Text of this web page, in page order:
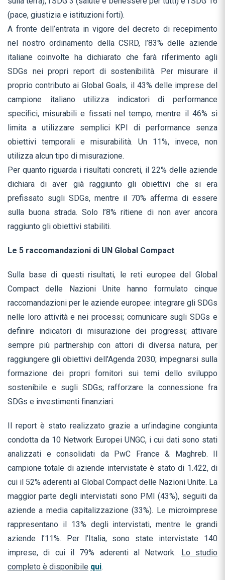
(pace, giustizia e istituzioni forti).
A fronte dell’entrata in vigore del decreto di recepimento
nel nostro ordinamento della CSRD, l’83% delle aziende
italiane coinvolte ha dichiarato che farà riferimento agli
SDGs nei propri report di sostenibilità. Per misurare il
proprio contributo ai Global Goals, il 43% delle imprese del
campione italiano utilizza indicatori di performance
specifici, misurabili e fissati nel tempo, mentre il 46% si
limita a utilizzare semplici KPI di performance senza
obiettivi temporali e misurabilità. Un 11%, invece, non
utilizza alcun tipo di misurazione.
Per quanto riguarda i risultati concreti, il 22% delle aziende
dichiara di aver già raggiunto gli obiettivi che si era
prefissato sugli SDGs, mentre il 70% afferma di essere
sulla buona strada. Solo l’8% ritiene di non aver ancora
raggiunto gli obiettivi stabiliti.
Le 5 raccomandazioni di UN Global Compact
Sulla base di questi risultati, le reti europee del Global
Compact delle Nazioni Unite hanno formulato cinque
raccomandazioni per le aziende europee: integrare gli SDGs
nelle loro attività e nei processi; comunicare sugli SDGs e
definire indicatori di misurazione dei progressi; attivare
sempre più partnership con attori di diversa natura, per
raggiungere gli obiettivi dell'Agenda 2030; impegnarsi sulla
formazione dei propri fornitori sui temi dello sviluppo
sostenibile e sugli SDGs; rafforzare la connessione fra
SDGs e investimenti finanziari.
Il report è stato realizzato grazie a un’indagine congiunta
condotta da 10 Network Europei UNGC, i cui dati sono stati
analizzati e consolidati da PwC France & Maghreb. Il
campione totale di aziende intervistate è stato di 1.422, di
cui il 52% aderenti al Global Compact delle Nazioni Unite. La
maggior parte degli intervistati sono PMI (43%), seguiti da
aziende a media capitalizzazione (33%). Le microimprese
rappresentano il 13% degli intervistati, mentre le grandi
aziende l’11%. Per l’Italia, sono state intervistate 140
imprese, di cui il 79% aderenti al Network. Lo studio
completo è disponibile qui.